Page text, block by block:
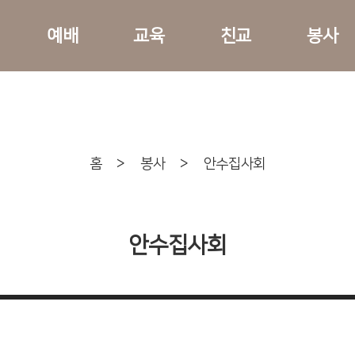
예배 교육 친교 봉사
홈 > 봉사 > 안수집사회
안수집사회